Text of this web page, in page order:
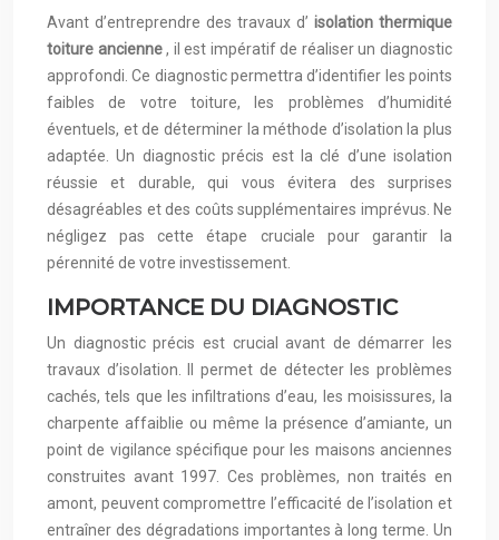
Avant d’entreprendre des travaux d’ isolation thermique
toiture ancienne, il est impératif de réaliser un diagnostic
approfondi. Ce diagnostic permettra d’identifier les points
faibles de votre toiture, les problèmes d’humidité
éventuels, et de déterminer la méthode d’isolation la plus
adaptée. Un diagnostic précis est la clé d’une isolation
réussie et durable, qui vous évitera des surprises
désagréables et des coûts supplémentaires imprévus. Ne
négligez pas cette étape cruciale pour garantir la
pérennité de votre investissement.
IMPORTANCE DU DIAGNOSTIC
Un diagnostic précis est crucial avant de démarrer les
travaux d’isolation. Il permet de détecter les problèmes
cachés, tels que les infiltrations d’eau, les moisissures, la
charpente affaiblie ou même la présence d’amiante, un
point de vigilance spécifique pour les maisons anciennes
construites avant 1997. Ces problèmes, non traités en
amont, peuvent compromettre l’efficacité de l’isolation et
entraîner des dégradations importantes à long terme. Un